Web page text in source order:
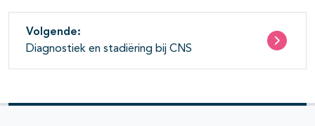
Volgende:
Diagnostiek en stadiëring bij CNS